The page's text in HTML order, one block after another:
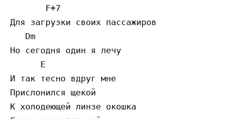
       F+7
Для загрузки своих пассажиров
   Dm
Но сегодня один я лечу
      E
И так тесно вдруг мне
Прислонился щекой
К холодеющей линзе окошка